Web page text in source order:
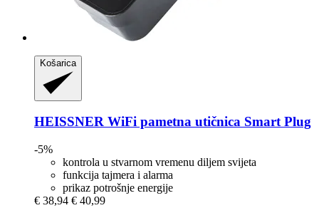
Košarica
HEISSNER WiFi pametna utičnica Smart Plug
-5%
kontrola u stvarnom vremenu diljem svijeta
funkcija tajmera i alarma
prikaz potrošnje energije
€ 38,94 € 40,99